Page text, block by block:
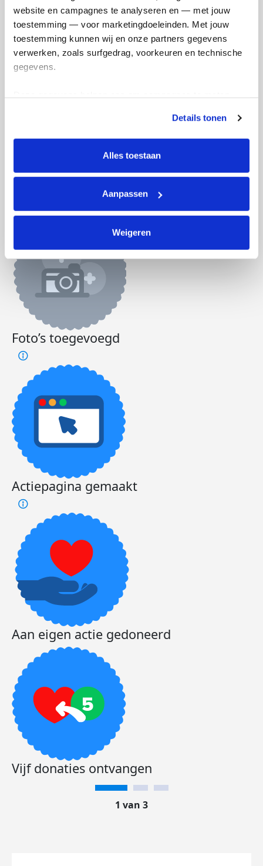
website en campagnes te analyseren en — met jouw
toestemming — voor marketingdoeleinden. Met jouw
toestemming kunnen wij en onze partners gegevens
verwerken, zoals surfgedrag, voorkeuren en technische
gegevens.
tonen. Je kunt je toestemming op elk moment wijzigen of
intrekken via Cookie instellingen onderaan de pagina. De
lijst met cookies is te vinden in het tabblad “details”.
Details tonen
Alles toestaan
Aanpassen
Weigeren
Doneer nu
Doneer Word lid van mijn team
Badges
Foto’s toegevoegd
Actiepagina gemaakt
Aan eigen actie gedoneerd
Vijf donaties ontvangen
1 van 3